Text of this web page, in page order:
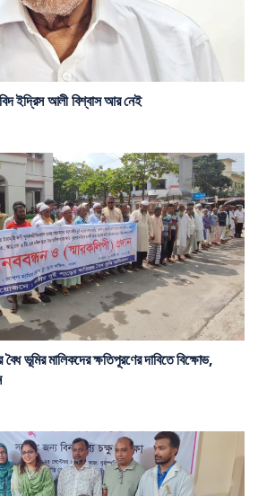
ইদ্রিস আলী বিশ্বাস আর নেই
ভূমির মালিকদের ক্ষতিপূরণের দাবিতে বিক্ষোভ,